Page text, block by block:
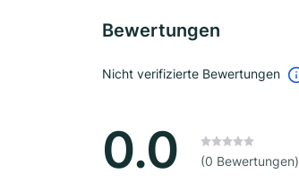
Bewertungen
Nicht verifizierte Bewertungen
0.0 (0 Bewertungen)